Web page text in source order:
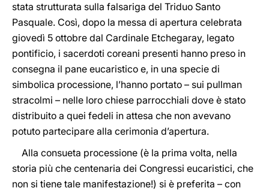
stata strutturata sulla falsariga del Triduo Santo
Pasquale. Così, dopo la messa di apertura celebrata
giovedì 5 ottobre dal Cardinale Etchegaray, legato
pontificio, i sacerdoti coreani presenti hanno preso in
consegna il pane eucaristico e, in una specie di
simbolica processione, l’hanno portato – sui pullman
stracolmi – nelle loro chiese parrocchiali dove è stato
distribuito a quei fedeli in attesa che non avevano
potuto partecipare alla cerimonia d’apertura.
Alla consueta processione (è la prima volta, nella
storia più che centenaria dei Congressi eucaristici, che
non si tiene tale manifestazione!) si è preferita – con